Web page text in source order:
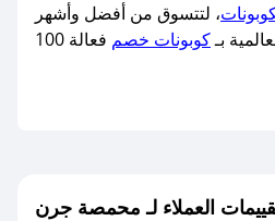
، لتتسوق من أفضل وأشهر
بـكوبونات خصم
العملاء لـ محمصة جرن